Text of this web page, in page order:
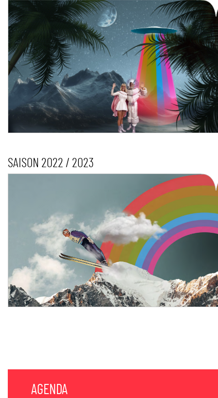
SAISON 2022 / 2023
AGENDA